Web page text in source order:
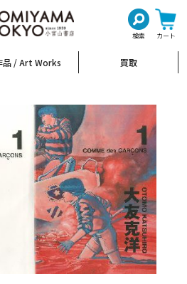
検索 カート
品 / Art Works 買取